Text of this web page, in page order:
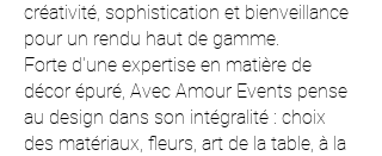
créativité, sophistication et bienveillance
pour un rendu haut de gamme.
​Forte d'une expertise en matière de
décor épuré, Avec Amour Events pense
au design dans son intégralité : choix
des matériaux, fleurs, art de la table, à la